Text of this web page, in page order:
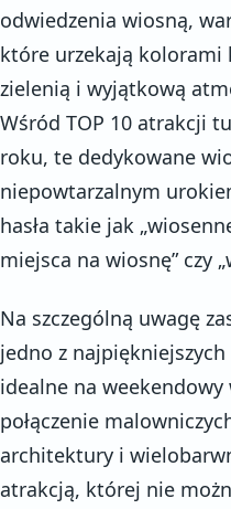
odwiedzenia wiosną,
które urzekają kolorami
zielenią i wyjątkową
Wśród TOP 10 atrakcji
roku, te dedykowane
niepowtarzalnym
hasła takie jak
miejsca na wiosnę” czy
Na szczególną uwagę
jedno z
idealne na
połączenie
architektury i
atrakcją, której nie